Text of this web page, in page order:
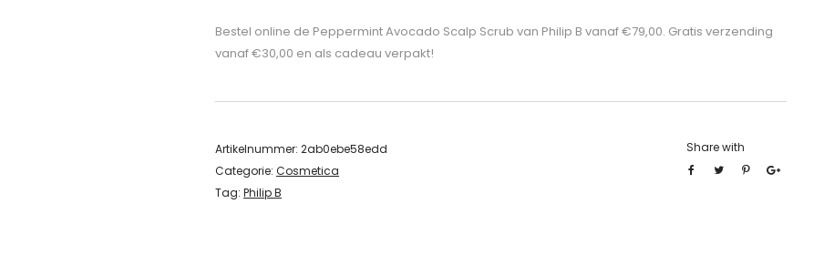
Bestel online de Peppermint Avocado Scalp Scrub van Philip B vanaf €79,00. Gratis verzending
vanaf €30,00 en als cadeau verpakt!
Artikelnummer: 2ab0ebe58edd
Categorie: Cosmetica
Tag: Philip B
Share with